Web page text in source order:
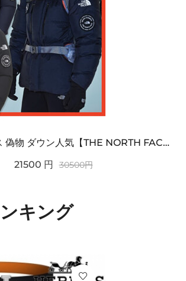
ノースフェイス 偽物 ダウン人気【THE NORTH FACE】M'S 7 SUMMIT HIM...
21500 円 30500円
キング